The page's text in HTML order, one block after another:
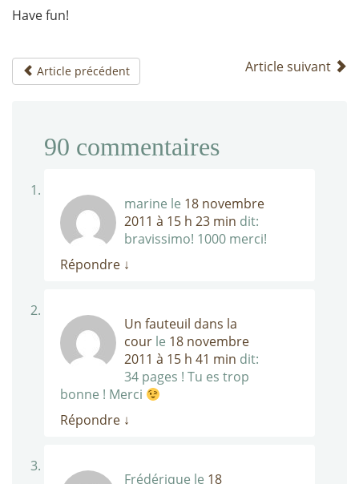
Have fun!
Article précédent Article suivant
90 commentaires
marine le 18 novembre
2011 à 15 h 23 min dit:
bravissimo! 1000 merci!
Répondre ↓
Un fauteuil dans la
cour le 18 novembre
2011 à 15 h 41 min dit:
34 pages ! Tu es trop
bonne ! Merci
Répondre ↓
Frédérique le 18